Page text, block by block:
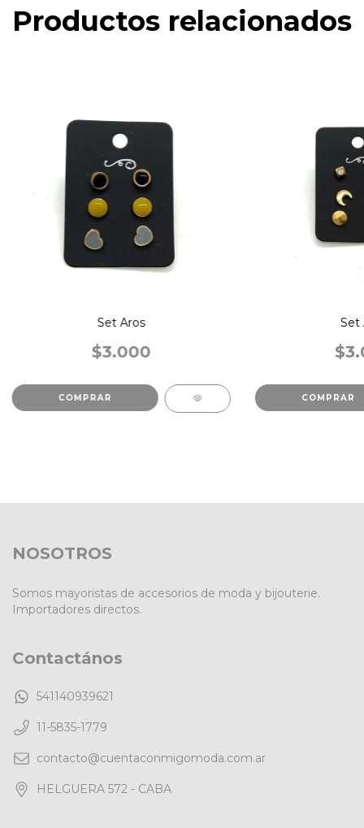
Productos relacionados
Set Aros
$3.000
Set
NOSOTROS
Somos mayoristas de accesorios de moda y bijouterie.
Importadores directos.
Contactános
541140939621
11-5835-1779
contacto@cuentaconmigomoda.com.ar
HELGUERA 572 - CABA